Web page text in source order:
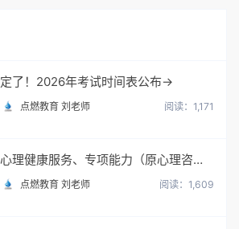
定了！2026年考试时间表公布→
点燃教育 刘老师 阅读：1,171
心理健康服务、专项能力（原心理咨询师）
点燃教育 刘老师 阅读：1,609